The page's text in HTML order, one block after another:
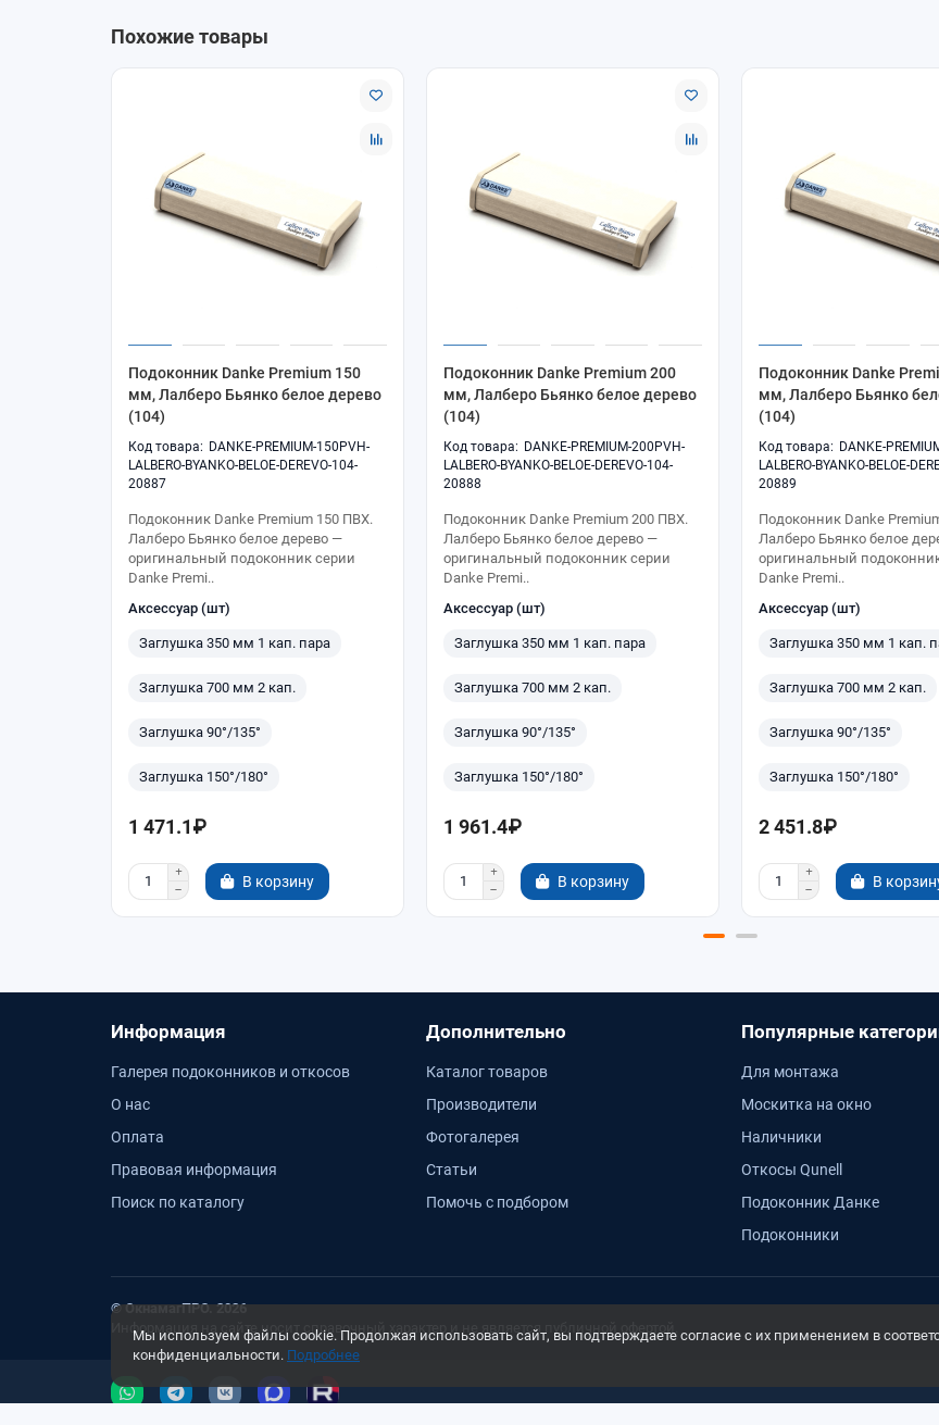
Похожие товары
Подоконник Danke Premium 150
мм, Лалберо Бьянко белое дерево
(104)
DANKE-PREMIUM-150PVH-
LALBERO-BYANKO-BELOE-DEREVO-104-
20887
Подоконник Danke Premium 150 ПВХ.
Лалберо Бьянко белое дерево —
оригинальный подоконник серии
Danke Premi..
Аксессуар (шт)
Заглушка 350 мм 1 кап. пара
Заглушка 700 мм 2 кап.
Заглушка 90°/135°
Заглушка 150°/180°
1 471.1₽
В корзину
Подоконник Danke Premium 200
мм, Лалберо Бьянко белое дерево
(104)
DANKE-PREMIUM-200PVH-
LALBERO-BYANKO-BELOE-DEREVO-104-
20888
Подоконник Danke Premium 200 ПВХ.
Лалберо Бьянко белое дерево —
оригинальный подоконник серии
Danke Premi..
Аксессуар (шт)
Заглушка 350 мм 1 кап. пара
Заглушка 700 мм 2 кап.
Заглушка 90°/135°
Заглушка 150°/180°
1 961.4₽
В корзину
Подоконник Danke
мм, Лалберо Бьянко
(104)
DANKE-
LALBERO-BYANKO-BELOE-
20889
Подоконник Danke
Лалберо Бьянко белое
оригинальный
Danke Premi..
Аксессуар (шт)
Заглушка 350 мм 1 кап.
Заглушка 700 мм 2 кап.
Заглушка 90°/135°
Заглушка 150°/180°
2 451.8₽
В
Мы используем файлы cookie. Продолжая использовать сайт, вы подтверждаете согласие с их применением в
конфиденциальности. Подробнее
Информация
Галерея подоконников и откосов
О нас
Оплата
Правовая информация
Поиск по каталогу
Дополнительно
Каталог товаров
Производители
Фотогалерея
Статьи
Помочь с подбором
Популярные
Для монтажа
Москитка на окно
Наличники
Откосы Qunell
Подоконник Данке
Подоконники
© ОкнамагПРО. 2026
Информация на сайте носит справочный характер и не является публичной офертой.